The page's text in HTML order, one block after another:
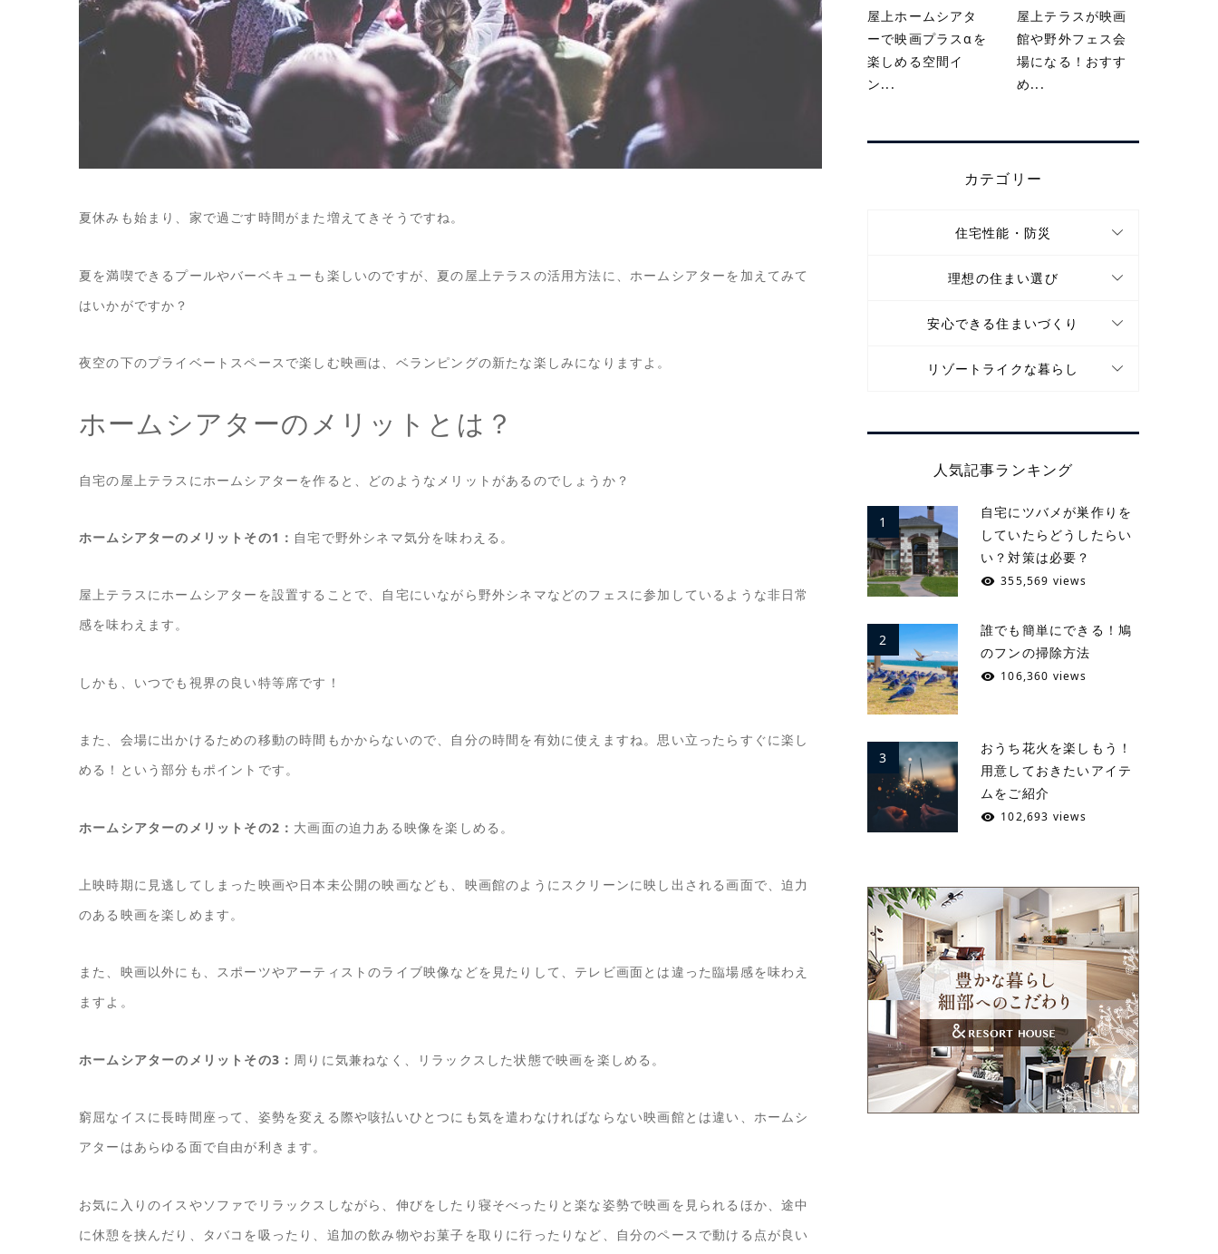
夏休みも始まり、家で過ごす時間がまた増えてきそうですね。
夏を満喫できるプールやバーベキューも楽しいのですが、夏の屋上テラスの活用方法に、ホームシアターを加えてみて
はいかがですか？
夜空の下のプライベートスペースで楽しむ映画は、ベランピングの新たな楽しみになりますよ。
ホームシアターのメリットとは？
自宅の屋上テラスにホームシアターを作ると、どのようなメリットがあるのでしょうか？
ホームシアターのメリットその1： 自宅で野外シネマ気分を味わえる。
屋上テラスにホームシアターを設置することで、自宅にいながら野外シネマなどのフェスに参加しているような非日常
感を味わえます。
しかも、いつでも視界の良い特等席です！
また、会場に出かけるための移動の時間もかからないので、自分の時間を有効に使えますね。思い立ったらすぐに楽し
める！という部分もポイントです。
ホームシアターのメリットその2： 大画面の迫力ある映像を楽しめる。
上映時期に見逃してしまった映画や日本未公開の映画なども、映画館のようにスクリーンに映し出される画面で、迫力
のある映画を楽しめます。
また、映画以外にも、スポーツやアーティストのライブ映像などを見たりして、テレビ画面とは違った臨場感を味わえ
ますよ。
ホームシアターのメリットその3： 周りに気兼ねなく、リラックスした状態で映画を楽しめる。
窮屈なイスに長時間座って、姿勢を変える際や咳払いひとつにも気を遣わなければならない映画館とは違い、ホームシ
アターはあらゆる面で自由が利きます。
お気に入りのイスやソファでリラックスしながら、伸びをしたり寝そべったりと楽な姿勢で映画を見られるほか、途中
に休憩を挟んだり、タバコを吸ったり、追加の飲み物やお菓子を取りに行ったりなど、自分のペースで動ける点が良い
屋上ホームシアタ
ーで映画プラスαを
楽しめる空間イ
ン...
屋上テラスが映画
館や野外フェス会
場になる！おすす
め...
カテゴリー
住宅性能・防災
理想の住まい選び
安心できる住まいづくり
リゾートライクな暮らし
人気記事ランキング
1
自宅にツバメが巣作りを
していたらどうしたらい
い？対策は必要？
355,569 views
2
誰でも簡単にできる！鳩
のフンの掃除方法
106,360 views
3
おうち花火を楽しもう！
用意しておきたいアイテ
ムをご紹介
102,693 views